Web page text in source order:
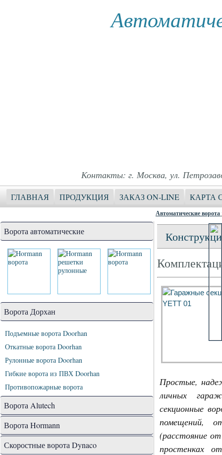
Контакты: г. Москва, ул.
ГЛАВНАЯ ПРОДУКЦИЯ ЗАКАЗ ON-LINE КАРТА
Автоматические ворота
Ворота автоматические
Ворота Дорхан
Подъемные ворота Doorhan
Откатные ворота Doorhan
Рулонные ворота Doorhan
Гибкие ворота из ПВХ Doorhan
Противопожарные ворота
Ворота Alutech
Ворота Hormann
Скоростные ворота Dynaco
Простые,
личных
секционные
помещений,
(расстояние
простенках